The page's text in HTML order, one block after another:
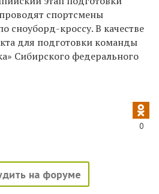
спортсмены
сноуборд-кроссу. В качестве
для подготовки команды
Сибирского федерального
0
на форуме